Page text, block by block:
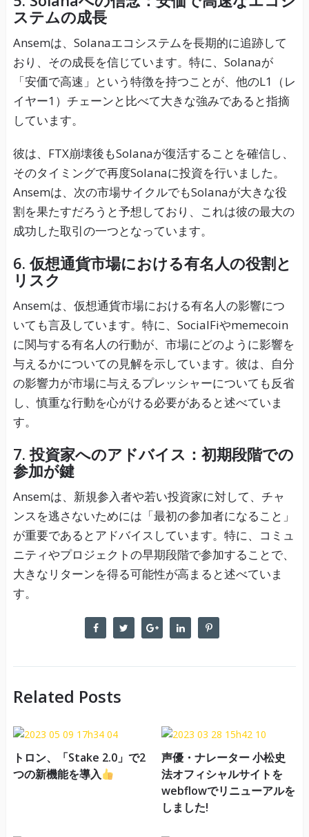
ステムの成長
Ansemは、Solanaエコシステムを長期的に追跡して
おり、その成長を信じています。特に、Solanaが
「安価で高速」という特徴を持つことが、他のL1（レ
イヤー1）チェーンと比べて大きな強みであると指摘
しています。
彼は、FTX崩壊後もSolanaが復活することを確信し、
そのタイミングで再度Solanaに投資を行いました。
Ansemは、次の市場サイクルでもSolanaが大きな役
割を果たすだろうと予想しており、これは彼の最大の
成功した取引の一つとなっています。
6. 仮想通貨市場における有名人の役割と
リスク
Ansemは、仮想通貨市場における有名人の影響につ
いても言及しています。特に、SocialFiやmemecoin
に関与する有名人の行動が、市場にどのように影響を
与えるかについての見解を示しています。彼は、自分
の影響力が市場に与えるプレッシャーについても反省
し、慎重な行動を心がける必要があると述べていま
す。
7. 投資家へのアドバイス：初期段階での
参加が鍵
Ansemは、新規参入者や若い投資家に対して、チャ
ンスを逃さないためには「最初の参加者になること」
が重要であるとアドバイスしています。特に、コミュ
ニティやプロジェクトの早期段階で参加することで、
大きなリターンを得る可能性が高まると述べていま
す。
Related Posts
トロン、「Stake 2.0」で2
つの新機能を導入
声優・ナレーター 小松史
法オフィシャルサイトを
webflowでリニューアルを
しました!